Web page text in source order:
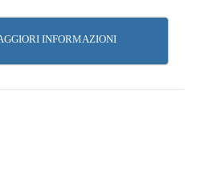
INFORMAZIONI